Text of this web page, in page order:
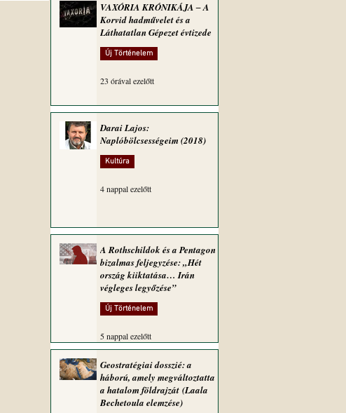
VAXÓRIA KRÓNIKÁJA ‒ A
Korvid hadművelet és a
Láthatatlan Gépezet évtizede
Új Történelem
23 órával ezelőtt
Darai Lajos:
Naplóbölcsességeim (2018)
Kultúra
4 nappal ezelőtt
A Rothschildok és a Pentagon
bizalmas feljegyzése: „Hét
ország kiiktatása… Irán
végleges legyőzése”
Új Történelem
5 nappal ezelőtt
Geostratégiai dosszié: a
háború, amely megváltoztatta
a hatalom földrajzát (Laala
Bechetoula elemzése)